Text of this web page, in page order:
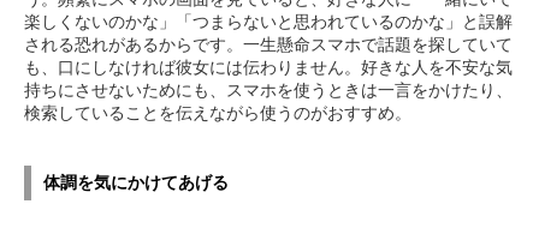
楽しくないのかな」「つまらないと思われているのかな」と誤解
される恐れがあるからです。一生懸命スマホで話題を探していて
も、口にしなければ彼女には伝わりません。好きな人を不安な気
持ちにさせないためにも、スマホを使うときは一言をかけたり、
検索していることを伝えながら使うのがおすすめ。
体調を気にかけてあげる